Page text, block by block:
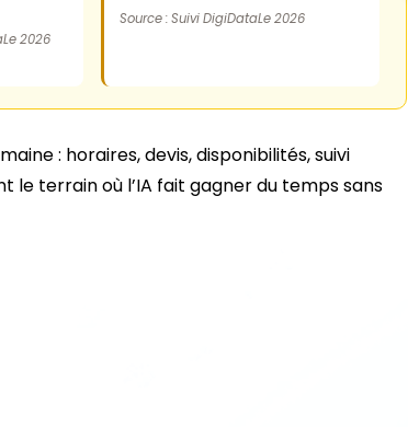
2026
Source : Suivi DigiDataLe 2026
: horaires, devis, disponibilités, suivi
terrain où l’IA fait gagner du temps sans